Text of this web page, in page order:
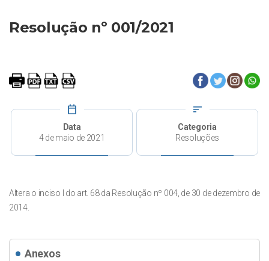
Resolução nº 001/2021
calendar_today
Data
4 de maio de 2021
sort
Categoria
Resoluções
Altera o inciso I do art. 68 da Resolução nº 004, de 30 de dezembro de
2014.
Anexos